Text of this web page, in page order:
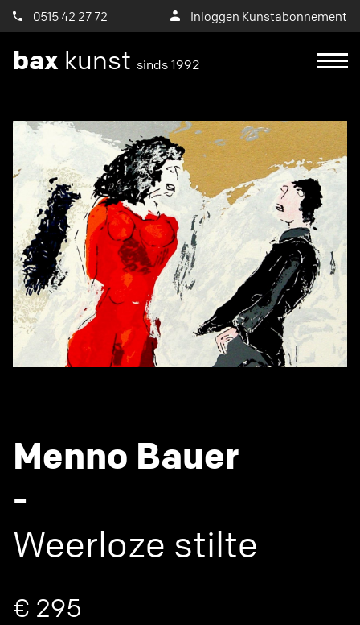
0515 42 27 72 Inloggen Kunstabonnement
bax kunst sinds 1992
Menno Bauer
-
Weerloze stilte
€ 295